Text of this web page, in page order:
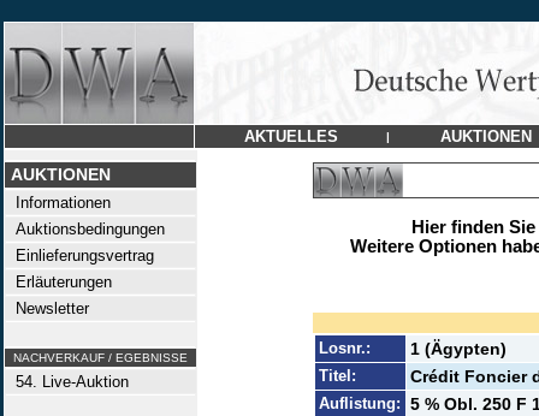
AKTUELLES | AUKTIONEN
AUKTIONEN
Informationen
Auktionsbedingungen
Einlieferungsvertrag
Erläuterungen
Newsletter
NACHVERKAUF / EGEBNISSE
54. Live-Auktion
Hier finden
Weitere Optionen
Losnr.: 1 (Ägypten)
Titel: Crédit Foncier
Auflistung: 5 % Obl. 250 F